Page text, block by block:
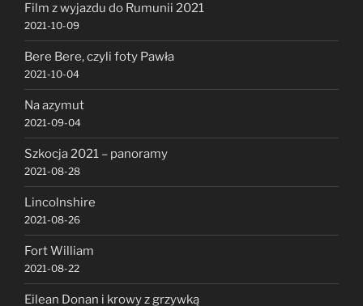
Film z wyjazdu do Rumunii 2021
2021-10-09
Bere Bere, czyli foty Pawła
2021-10-04
Na azymut
2021-09-04
Szkocja 2021 – panoramy
2021-08-28
Lincolnshire
2021-08-26
Fort William
2021-08-22
Eilean Donan i krowy z grzywką